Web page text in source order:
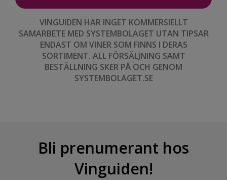
VINGUIDEN HAR INGET KOMMERSIELLT
SAMARBETE MED SYSTEMBOLAGET UTAN TIPSAR
ENDAST OM VINER SOM FINNS I DERAS
SORTIMENT. ALL FÖRSÄLJNING SAMT
BESTÄLLNING SKER PÅ OCH GENOM
SYSTEMBOLAGET.SE
Bli prenumerant hos
Vinguiden!